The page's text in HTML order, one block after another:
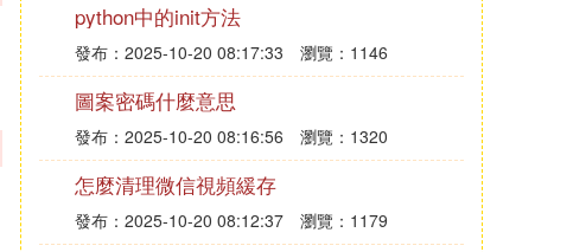
python中的init方法
發布：2025-10-20 08:17:33 瀏覽：1146
圖案密碼什麼意思
發布：2025-10-20 08:16:56 瀏覽：1320
怎麼清理微信視頻緩存
發布：2025-10-20 08:12:37 瀏覽：1179